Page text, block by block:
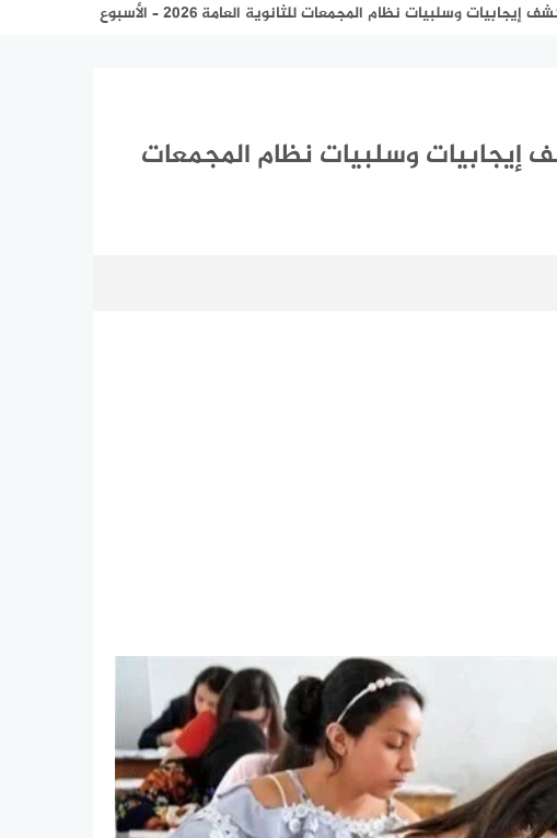
وسلبيات نظام المجمعات للثانوية العامة 2026 – الأسبوع
إيجابيات وسلبيات نظام المجمعات